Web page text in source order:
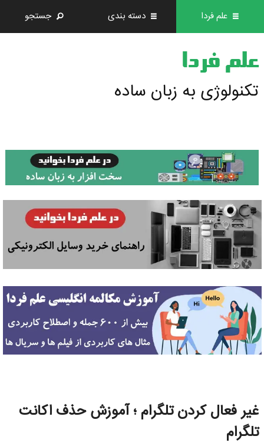
علم فردا دسته بندی جستجو
علم فردا
تکنولوژی به زبان ساده
غیر فعال کردن تلگرام ؛ آموزش حذف اکانت
تلگرام